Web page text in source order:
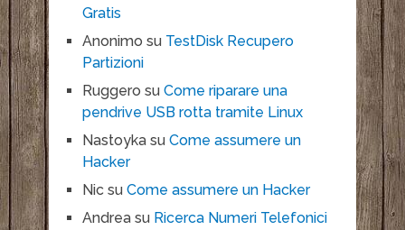
Gratis
Anonimo su TestDisk Recupero
Partizioni
Ruggero su Come riparare una
pendrive USB rotta tramite Linux
Nastoykasu Come assumere un
Hacker
Nicsu Come assumere un Hacker
Andreasu Ricerca Numeri Telefonici